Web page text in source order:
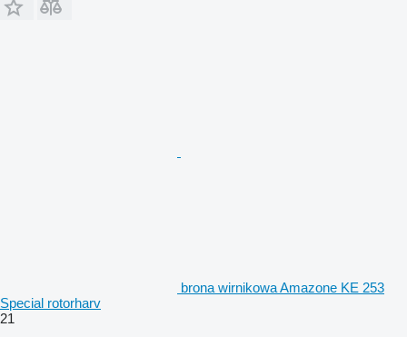
brona wirnikowa Amazone KE 253
Special rotorharv
21